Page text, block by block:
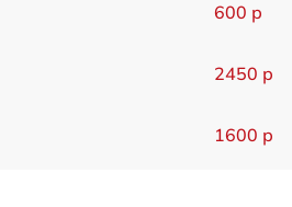
600 р
2450 р
1600 р